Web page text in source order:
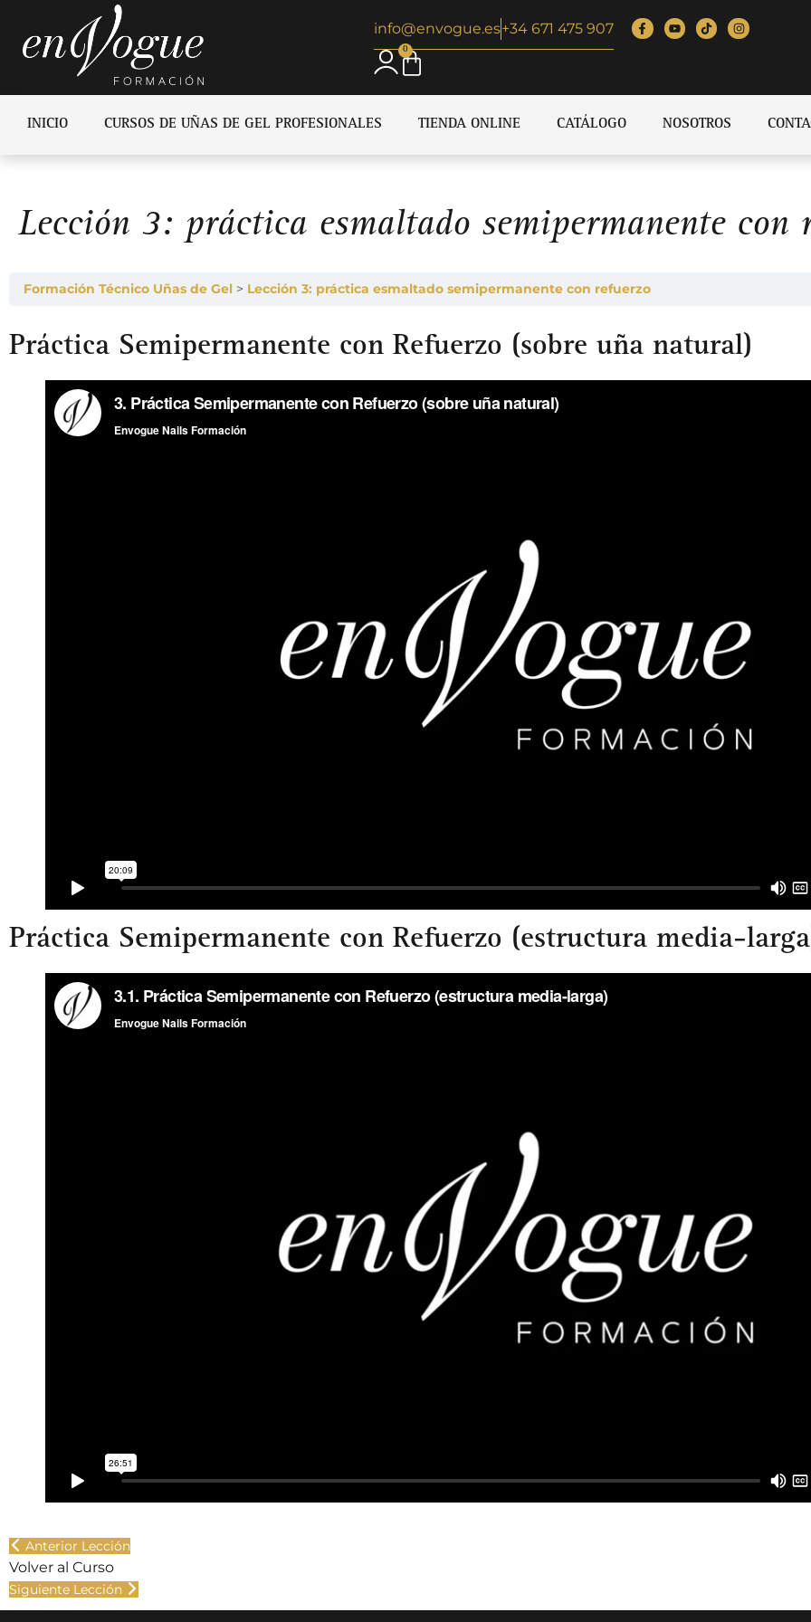
info@envogue.es+34 671 475 907
0
INICIO CURSOS DE UÑAS DE GEL PROFESIONALES TIENDA ONLINE CATÁLOGO NOSOTROS
Lección 3: práctica esmaltado semipermanente con
Formación Técnico Uñas de Gel Lección 3: práctica esmaltado semipermanente con refuerzo
Práctica Semipermanente con Refuerzo (sobre uña natural)
Práctica Semipermanente con Refuerzo (estructura media-
Anterior Lección
Volver al Curso
Siguiente Lección